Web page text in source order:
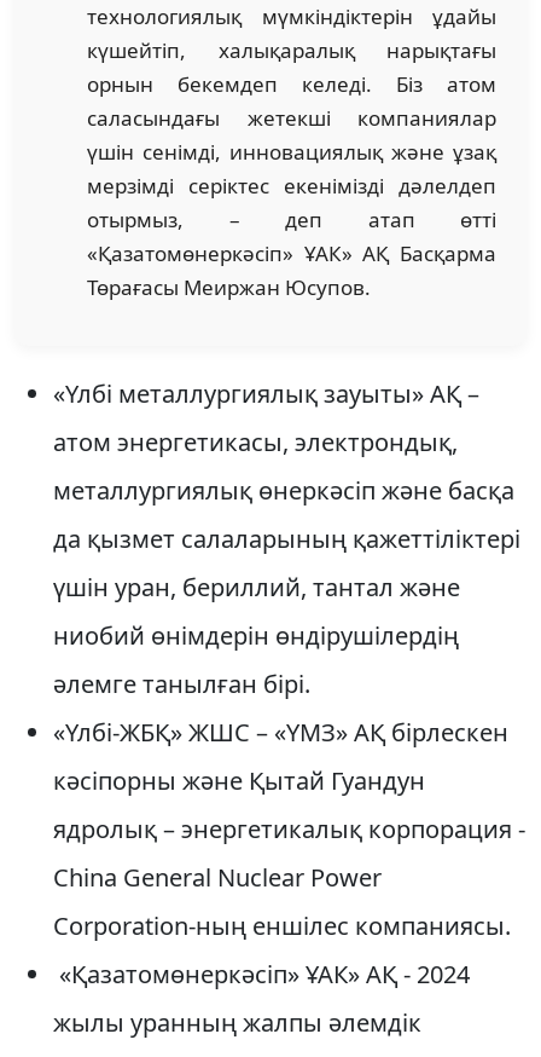
технологиялық мүмкіндіктерін ұдайы
күшейтіп, халықаралық нарықтағы
орнын бекемдеп келеді. Біз атом
саласындағы жетекші компаниялар
үшін сенімді, инновациялық және ұзақ
мерзімді серіктес екенімізді дәлелдеп
отырмыз, – деп атап өтті
«Қазатомөнеркәсіп» ҰАК» АҚ Басқарма
Төрағасы Меиржан Юсупов.
«Үлбі металлургиялық зауыты» АҚ –
атом энергетикасы, электрондық,
металлургиялық өнеркәсіп және басқа
да қызмет салаларының қажеттіліктері
үшін уран, бериллий, тантал және
ниобий өнімдерін өндірушілердің
әлемге танылған бірі.
«Үлбі-ЖБҚ» ЖШС – «ҮМЗ» АҚ бірлескен
кәсіпорны және Қытай Гуандун
ядролық – энергетикалық корпорация -
China General Nuclear Power
Corporation-ның еншілес компаниясы.
«Қазатомөнеркәсіп» ҰАК» АҚ - 2024
жылы уранның жалпы әлемдік